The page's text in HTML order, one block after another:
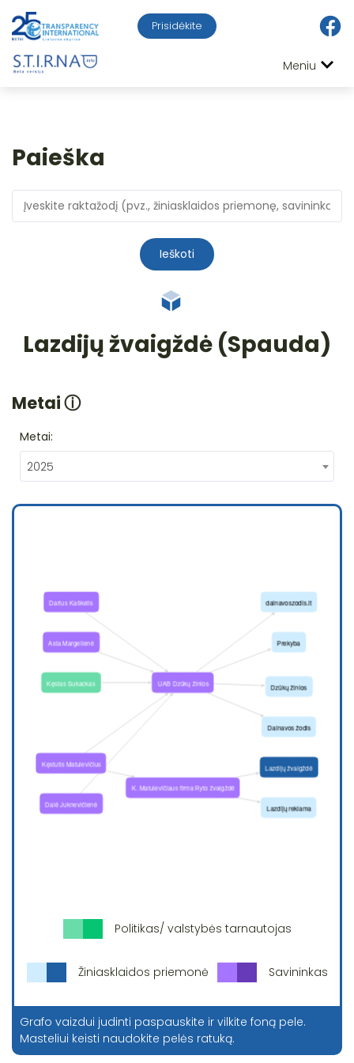
Prisidėkite
Meniu
Paieška
Ieškoti
Lazdijų žvaigždė (Spauda)
Metaiⓘ
Metai:
2025
Politikas/ valstybės tarnautojas
Žiniasklaidos priemonė Savininkas
Grafo vaizdui judinti paspauskite ir vilkite foną pele.
Masteliui keisti naudokite pelės ratuką.